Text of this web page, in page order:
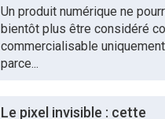
Un produit numérique ne
bientôt plus être considéré
commercialisable uniquement
parce...
Le pixel invisible : cette